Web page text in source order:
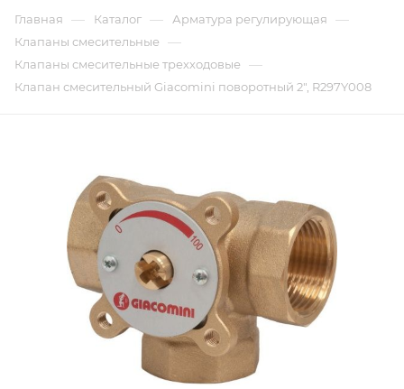
Главная — Каталог — Арматура регулирующая —
Клапаны смесительные —
Клапаны смесительные трехходовые —
Клапан смесительный Giacomini поворотный 2", R297Y008